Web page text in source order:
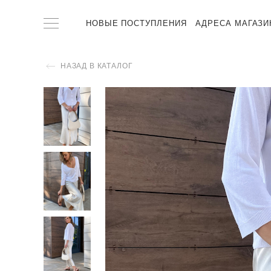
НОВЫЕ ПОСТУПЛЕНИЯ АДРЕСА
НАЗАД В КАТАЛОГ